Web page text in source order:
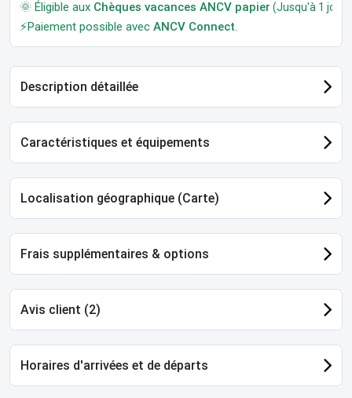
🌞 Éligible aux Chèques vacances ANCV papier (Jusqu'à 1 jour
⚡Paiement possible avec ANCV Connect.
Description détaillée
Caractéristiques et équipements
Localisation géographique (Carte)
Frais supplémentaires & options
Avis client (2)
Horaires d'arrivées et de départs